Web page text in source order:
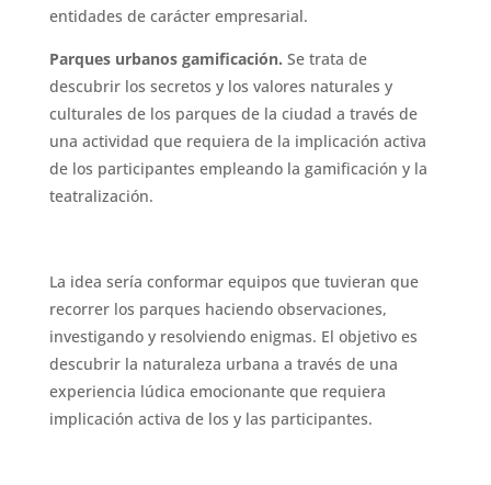
entidades de carácter empresarial.
Parques urbanos gamificación. Se trata de
descubrir los secretos y los valores naturales y
culturales de los parques de la ciudad a través de
una actividad que requiera de la implicación activa
de los participantes empleando la gamificación y la
teatralización.
La idea sería conformar equipos que tuvieran que
recorrer los parques haciendo observaciones,
investigando y resolviendo enigmas. El objetivo es
descubrir la naturaleza urbana a través de una
experiencia lúdica emocionante que requiera
implicación activa de los y las participantes.